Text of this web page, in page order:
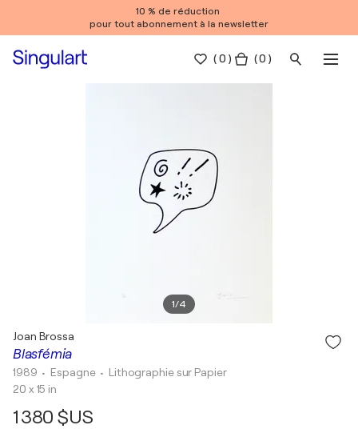
10 % de réduction
pour tout abonnement à la newsletter
(0 ) ( 0 )
1/4
Blasfémia
Joan Brossa
1989 • Espagne • Lithographie sur Papier
20 x 15 in
1 380 $US